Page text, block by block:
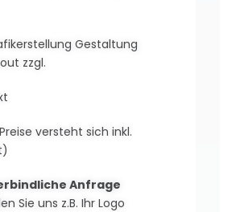
Gestaltung
zzgl.
versteht sich inkl.
Anfrage
Sie uns z.B. Ihr Logo